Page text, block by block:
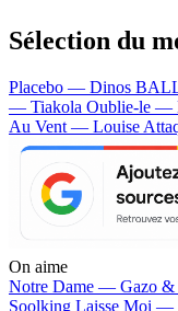
Sélection du
Placebo — Dinos
— Tiakola Oublie-le —
Au Vent — Louise
On aime
Notre Dame — Gazo &
Soolking Laisse Moi —